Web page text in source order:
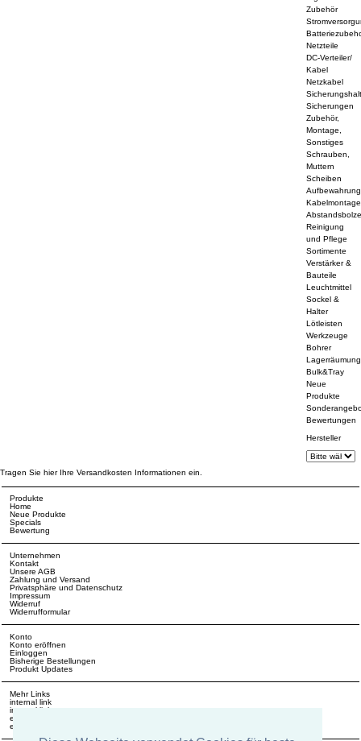
Zubehör
Netzteile
DC-Verteiler/
Kabel
Netzkabel
Sicherungen
Zubehör,
Montage,
Sonstiges
Schrauben,
Muttern
Scheiben
Aufbewahrung
Kabelmontage
Reinigung
und Pflege
Sortimente
Verstärker &
Bauteile
Leuchtmittel
Sockel &
Halter
Lötleisten
Werkzeuge
Bohrer
Lagerräumung
Bulk&Tray
Neue
Produkte
Bewertungen
Hersteller
Tragen Sie hier Ihre Versandkosten Informationen ein.
Produkte
Home
Neue Produkte
Specials
Bewertung
Unternehmen
Kontakt
Unsere AGB
Zahlung und Versand
Privatsphäre und Datenschutz
Impressum
Widerruf
Widerrufformular
Konto
Konto eröffnen
Einloggen
Bisherige Bestellungen
Produkt Updates
Mehr Links
internal link
internal link
external link
external link